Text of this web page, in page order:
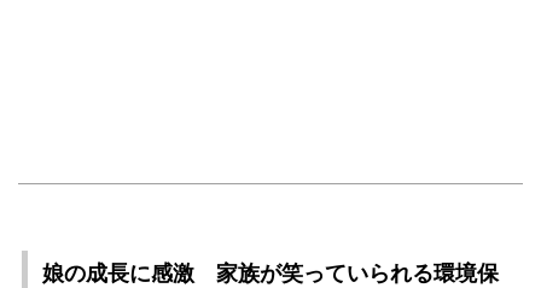
娘の成長に感激 家族が笑っていられる環境保